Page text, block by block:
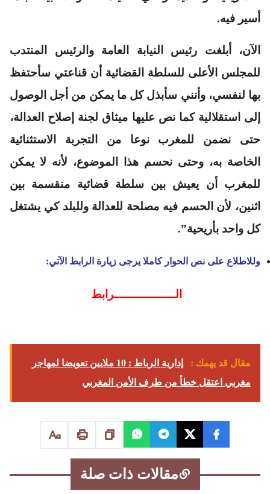
أسير فيه.
الآن، أبلغت رئيس النيابة العامة والرئيس المنتدب
للمجلس الأعلى للسلطة القضائية أن قناعتي سأحتفظ
بها لنفسي، وأنني سأبذل كل ما يمكن من أجل الوصول
إلى استقلالية كما نص عليها ميثاق لجنة إصلاح العدالة،
حتى نضمن للمغرب نوعا من التجربة الاستثنائية
الخاصة به، وحتى نحسم هذا الموضوع، لأنه لا يمكن
للمغرب أن يعيش بين سلطة قضائية منقسمة بين
اثنين، لأن الحسم فيه مصلحة للعدالة وللبلد كي يشتغل
كل واحد بأريحية”.
وللاطلاع على نص الحوار كاملا يرجى زيارة الرابط الآتي:
الـــــــــــــــــرابط
مقال قد يهمك :
إدارية الرباط : 10 ملايين تعويضا لمهاجر
مغربي اعتقل خطأ من طرف الأمن المغربي
مقالات ذات صلة